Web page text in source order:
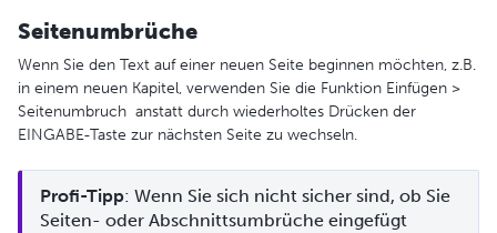
Seitenumbrüche
Wenn Sie den Text auf einer neuen Seite beginnen möchten, z.B.
in einem neuen Kapitel, verwenden Sie die Funktion Einfügen >
Seitenumbruch anstatt durch wiederholtes Drücken der
EINGABE-Taste zur nächsten Seite zu wechseln.
Profi-Tipp: Wenn Sie sich nicht sicher sind, ob Sie
Seiten- oder Abschnittsumbrüche eingefügt